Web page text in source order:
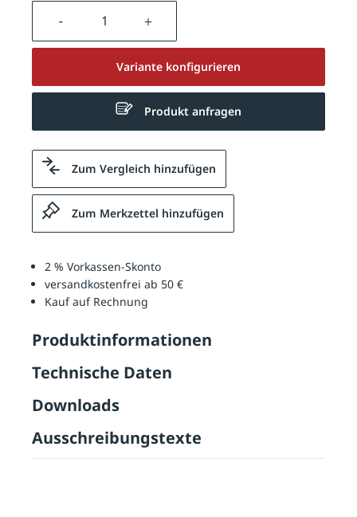
Produkt Anzahl: Gib den
Variante konfigurieren
Produkt anfragen
Zum Vergleich hinzufügen
Zum Merkzettel hinzufügen
2 % Vorkassen-Skonto
versandkostenfrei ab 50 €
Kauf auf Rechnung
Produktinformationen
Technische Daten
Downloads
Ausschreibungstexte